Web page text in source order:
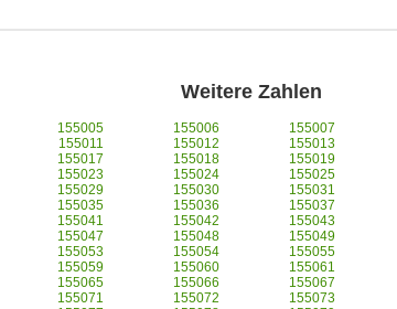
Weitere Zahlen
155005 155006 155007
155011 155012 155013
155017 155018 155019
155023 155024 155025
155029 155030 155031
155035 155036 155037
155041 155042 155043
155047 155048 155049
155053 155054 155055
155059 155060 155061
155065 155066 155067
155071 155072 155073